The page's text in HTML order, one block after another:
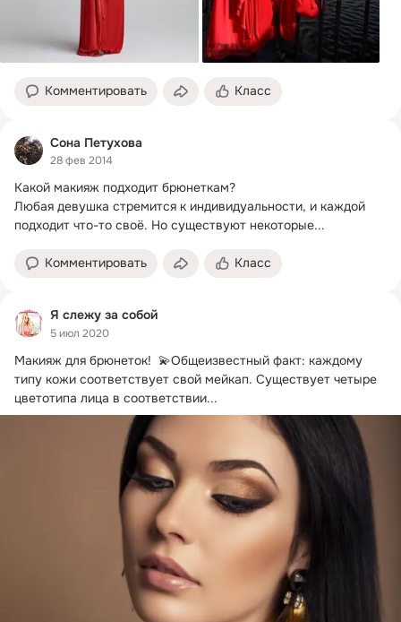
Комментировать Класс
Сона Петухова
28 фев 2014
Какой макияж подходит брюнеткам?
Любая девушка стремится к индивидуальности, и каждой
подходит что-то своё. Но существуют некоторые...
Комментировать Класс
Я слежу за собой
5 июл 2020
Макияж для брюнеток! 💫Общеизвестный факт: каждому
типу кожи соответствует свой мейкап. Существует четыре
цветотипа лица в соответствии...